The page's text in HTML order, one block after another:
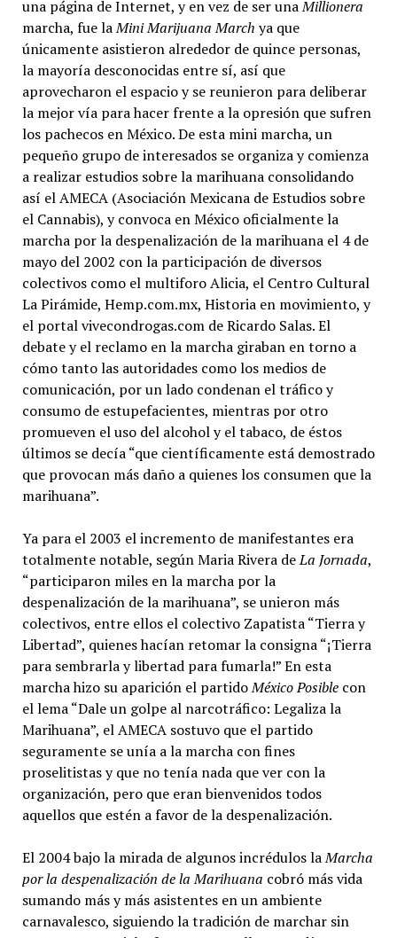
una página de Internet, y en vez de ser unaMillionera
marcha, fue laMini Marijuana March ya que
únicamente asistieron alrededor de quince personas,
la mayoría desconocidas entre sí, así que
aprovecharon el espacio y se reunieron para deliberar
la mejor vía para hacer frente a la opresión que sufren
los pachecos en México. De esta mini marcha, un
pequeño grupo de interesados se organiza y comienza
a realizar estudios sobre la marihuana consolidando
así el AMECA (Asociación Mexicana de Estudios sobre
el Cannabis), y convoca en México oficialmente la
marcha por la despenalización de la marihuana el 4 de
mayo del 2002 con la participación de diversos
colectivos como el multiforo Alicia, el Centro Cultural
La Pirámide, Hemp.com.mx, Historia en movimiento, y
el portal vivecondrogas.com de Ricardo Salas. El
debate y el reclamo en la marcha giraban en torno a
cómo tanto las autoridades como los medios de
comunicación, por un lado condenan el tráfico y
consumo de estupefacientes, mientras por otro
promueven el uso del alcohol y el tabaco, de éstos
últimos se decía “que científicamente está demostrado
que provocan más daño a quienes los consumen que la
marihuana”.
Ya para el 2003 el incremento de manifestantes era
totalmente notable, según Maria Rivera deLa Jornada,
“participaron miles en la marcha por la
despenalización de la marihuana”, se unieron más
colectivos, entre ellos el colectivo Zapatista “Tierra y
Libertad”, quienes hacían retomar la consigna “¡Tierra
para sembrarla y libertad para fumarla!” En esta
marcha hizo su aparición el partidoMéxico Posiblecon
el lema “Dale un golpe al narcotráfico: Legaliza la
Marihuana”, el AMECA sostuvo que el partido
seguramente se unía a la marcha con fines
proselitistas y que no tenía nada que ver con la
organización, pero que eran bienvenidos todos
aquellos que estén a favor de la despenalización.
El 2004 bajo la mirada de algunos incrédulos laMarcha
por la despenalización de la Marihuana cobró más vida
sumando más y más asistentes en un ambiente
carnavalesco, siguiendo la tradición de marchar sin